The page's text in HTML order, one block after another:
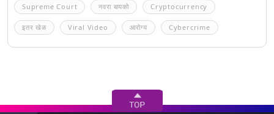
Supreme Court नवरा बायको Cryptocurrency
इतर खेळ Viral Video आरोग्य Cybercrime